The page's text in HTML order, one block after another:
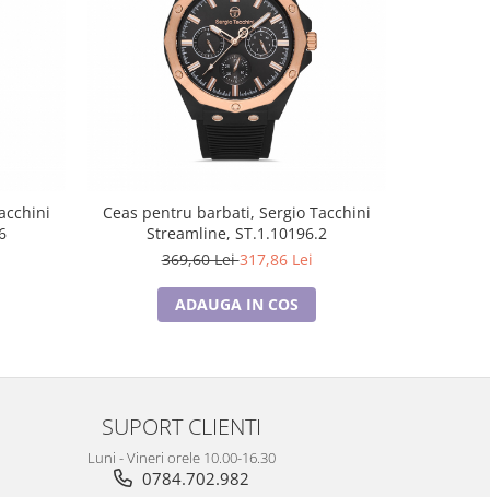
Ceas pentru barbati, Sergio Tacchini
Streamline, ST.1.10196.2
369,60 Lei317,86 Lei
ADAUGA IN COS
SUPORT CLIENTI
Luni - Vineri orele 10.00-16.30
0784.702.982